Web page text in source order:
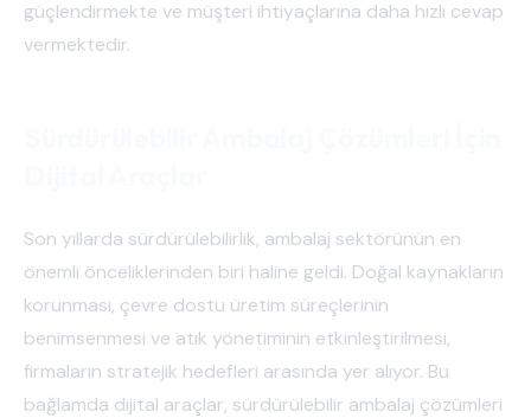
güçlendirmekte ve müşteri ihtiyaçlarına daha hızlı cevap
vermektedir.
Son yıllarda sürdürülebilirlik, ambalaj sektörünün en
önemli önceliklerinden biri haline geldi. Doğal kaynakların
korunması, çevre dostu üretim süreçlerinin
benimsenmesi ve atık yönetiminin etkinleştirilmesi,
firmaların stratejik hedefleri arasında yer alıyor. Bu
bağlamda dijital araçlar, sürdürülebilir ambalaj çözümleri